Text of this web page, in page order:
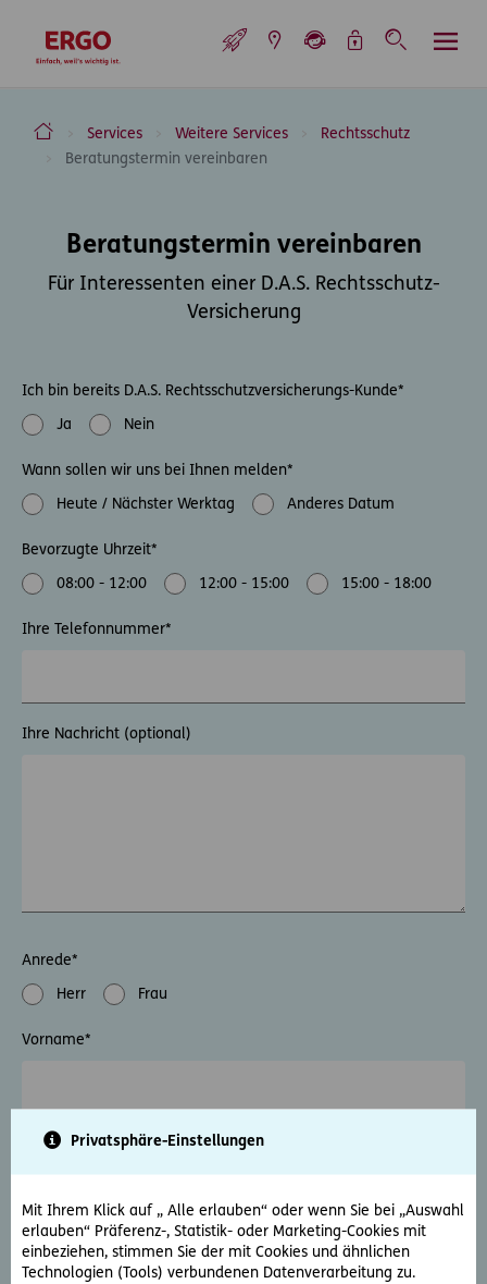
Privatsphäre-Einstellungen
Mit Ihrem Klick auf „ Alle erlauben“ oder wenn Sie bei „Auswahl
erlauben“ Präferenz-, Statistik- oder Marketing-Cookies mit
einbeziehen, stimmen Sie der mit Cookies und ähnlichen
Technologien (Tools) verbundenen Datenverarbeitung zu.
zur Startseite
ERGO Versicherung Aktiengesellschaft
Services Weitere Services
Rechtsschutz
Beratungstermin vereinbaren
Beratungstermin vereinbaren
Für Interessenten einer D.A.S. Rechtsschutz-
Versicherung
Ich bin bereits D.A.S. Rechtsschutzversicherungs-Kunde*
Ja Nein
Wann sollen wir uns bei Ihnen melden*
Heute / Nächster Werktag Anderes Datum
Bevorzugte Uhrzeit*
08:00 - 12:00 12:00 - 15:00 15:00 - 18:00
Ihre Telefonnummer*
Ihre Nachricht (optional)
Anrede*
Herr Frau
Vorname*
Nachname*
Firma (optional)